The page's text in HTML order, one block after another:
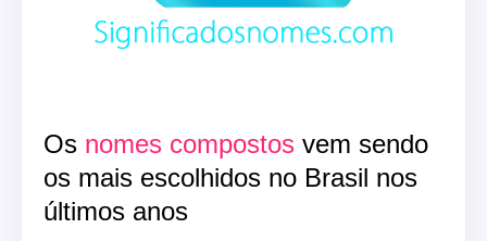
Os nomes compostos vem sendo
os mais escolhidos no Brasil nos
últimos anos